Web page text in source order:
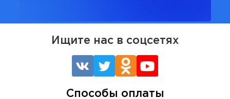
Ищите нас в соцсетях
Способы оплаты